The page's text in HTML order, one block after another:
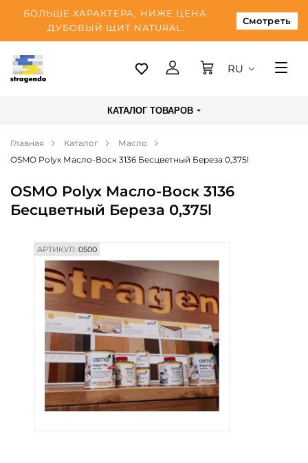
БОЛЬШЕ ХАРАКТЕРА, НИЖЕ ЦЕНА.
ДУБОВЫЙ ЩИТ NATURAL.
Смотреть
Таллинн
Оплата
Блог
RU
КАТАЛОГ ТОВАРОВ
Главная Каталог
Масло
OSMO Polyx Масло-Воск 3136 Бесцветный Береза 0,375l
OSMO Polyx Масло-Воск 3136
Бесцветный Береза 0,375l
АРТИКУЛ:0500